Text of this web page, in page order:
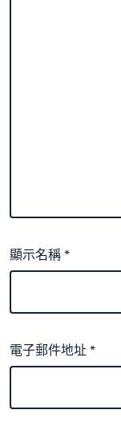
顯示名稱*
電子郵件地址*